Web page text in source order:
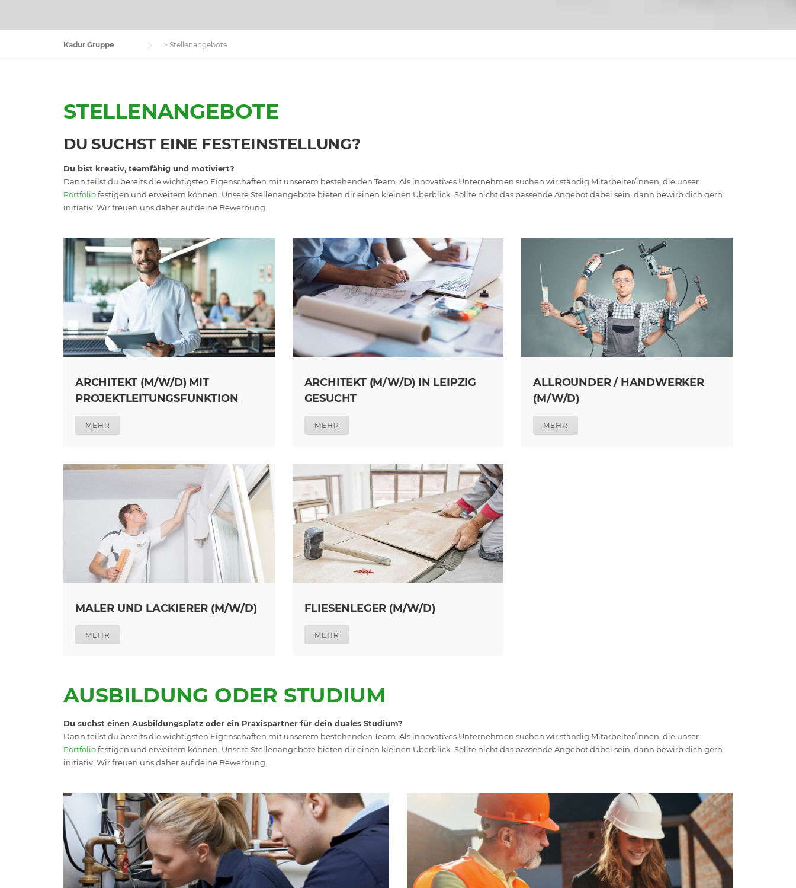
Kadur Gruppe > Stellenangebote
STELLENANGEBOTE
DU SUCHST EINE FESTEINSTELLUNG?
Du bist kreativ, teamfähig und motiviert?
Dann teilst du bereits die wichtigsten Eigenschaften mit unserem bestehenden Team. Als innovatives Unternehmen suchen wir ständig Mitarbeiter/innen, die unser
Portfoliofestigen und erweitern können. Unsere Stellenangebote bieten dir einen kleinen Überblick. Sollte nicht das passende Angebot dabei sein, dann bewirb dich gern
initiativ. Wir freuen uns daher auf deine Bewerbung.
ARCHITEKT (M/W/D) MIT
PROJEKTLEITUNGSFUNKTION
MEHR
ARCHITEKT (M/W/D) IN LEIPZIG
GESUCHT
MEHR
ALLROUNDER / HANDWERKER
(M/W/D)
MEHR
MALER UND LACKIERER (M/W/D)
MEHR
FLIESENLEGER (M/W/D)
MEHR
AUSBILDUNG ODER STUDIUM
Du suchst einen Ausbildungsplatz oder ein Praxispartner für dein duales Studium?
Dann teilst du bereits die wichtigsten Eigenschaften mit unserem bestehenden Team. Als innovatives Unternehmen suchen wir ständig Mitarbeiter/innen, die unser
Portfoliofestigen und erweitern können. Unsere Stellenangebote bieten dir einen kleinen Überblick. Sollte nicht das passende Angebot dabei sein, dann bewirb dich gern
initiativ. Wir freuen uns daher auf deine Bewerbung.